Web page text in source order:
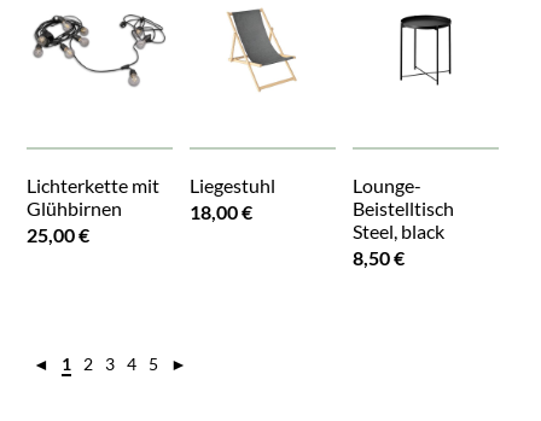
Lichterkette mit
Glühbirnen
25,00 €
Liegestuhl
18,00 €
Lounge-
Beistelltisch
Steel, black
8,50 €
◄ 1 2 3 4 5 ►